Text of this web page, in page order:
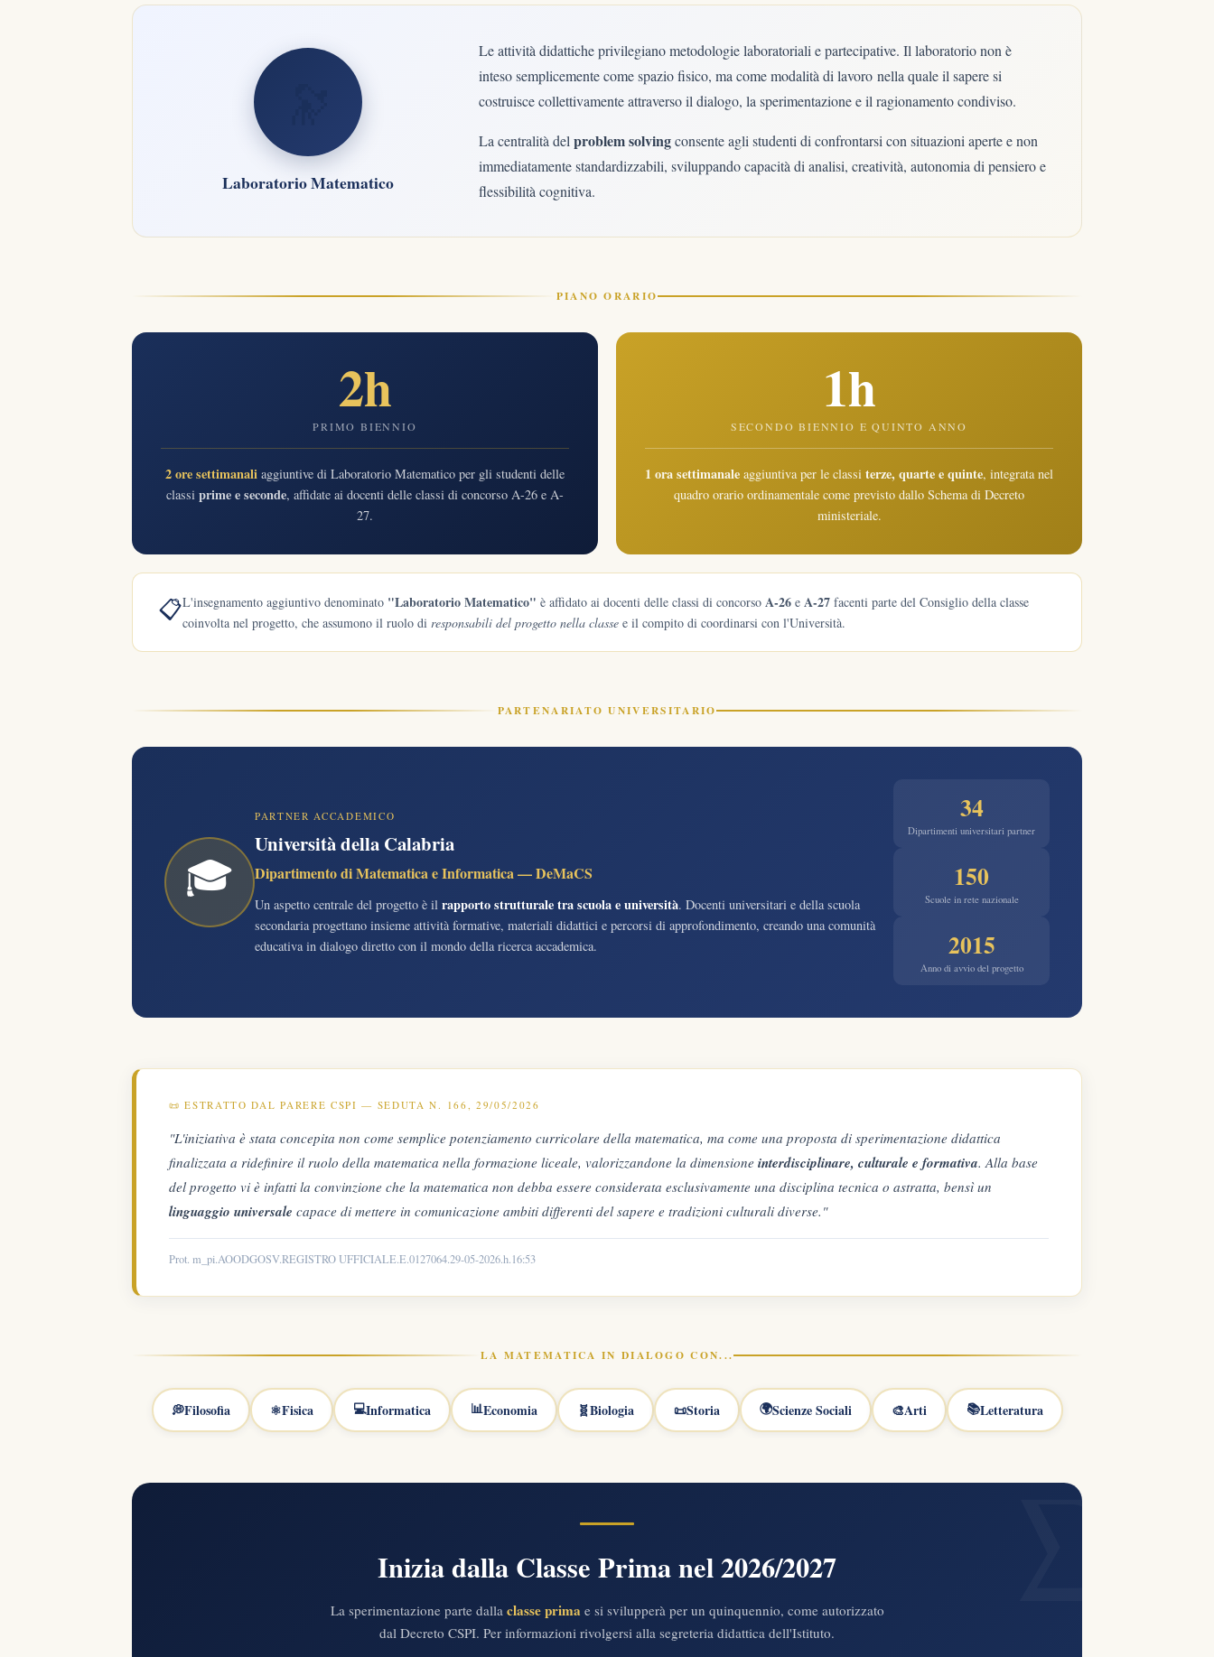
Laboratorio Matematico
Le attività didattiche privilegiano metodologie laboratoriali e partecipative. Il laboratorio non è
inteso semplicemente come spazio fisico, ma come modalità di lavoro nella quale il sapere si
costruisce collettivamente attraverso il dialogo, la sperimentazione e il ragionamento condiviso.
La centralità delproblem solvingconsente agli studenti di confrontarsi con situazioni aperte e non
immediatamente standardizzabili, sviluppando capacità di analisi, creatività, autonomia di pensiero e
flessibilità cognitiva.
PIANO ORARIO
2h
PRIMO BIENNIO
2 ore settimanali aggiuntive di Laboratorio Matematico per gli studenti delle
classi prime e seconde, affidate ai docenti delle classi di concorso A-26 e A-
27.
1h
SECONDO BIENNIO E QUINTO ANNO
1 ora settimanale aggiuntiva per le classi terze, quarte e quinte, integrata nel
quadro orario ordinamentale come previsto dallo Schema di Decreto
ministeriale.
📋L'insegnamento aggiuntivo denominato "Laboratorio Matematico" è affidato ai docenti delle classi di concorso A-26 e A-27 facenti parte del Consiglio della classe
coinvolta nel progetto, che assumono il ruolo di responsabili del progetto nella classe e il compito di coordinarsi con l'Università.
PARTENARIATO UNIVERSITARIO
🎓
PARTNER ACCADEMICO
Università della Calabria
Dipartimento di Matematica e Informatica — DeMaCS
Un aspetto centrale del progetto è il rapporto strutturale tra scuola e università. Docenti universitari e della scuola
secondaria progettano insieme attività formative, materiali didattici e percorsi di approfondimento, creando una comunità
educativa in dialogo diretto con il mondo della ricerca accademica.
34
Dipartimenti universitari partner
150
Scuole in rete nazionale
2015
Anno di avvio del progetto
📜 ESTRATTO DAL PARERE CSPI — SEDUTA N. 166, 29/05/2026
"L'iniziativa è stata concepita non come semplice potenziamento curricolare della matematica, ma come una proposta di sperimentazione didattica
finalizzata a ridefinire il ruolo della matematica nella formazione liceale, valorizzandone la dimensione interdisciplinare, culturale e formativa. Alla base
del progetto vi è infatti la convinzione che la matematica non debba essere considerata esclusivamente una disciplina tecnica o astratta, bensì un
linguaggio universale capace di mettere in comunicazione ambiti differenti del sapere e tradizioni culturali diverse."
Prot. m_pi.AOODGOSV.REGISTRO UFFICIALE.E.0127064.29-05-2026.h.16:53
LA MATEMATICA IN DIALOGO CON...
💭Filosofia ⚛️Fisica 💻Informatica 📊Economia 🧬Biologia 📜Storia 🌍Scienze Sociali 🎨Arti 📚Letteratura
∑
Inizia dalla Classe Prima nel 2026/2027
La sperimentazione parte dalla classe primae si svilupperà per un quinquennio, come autorizzato
dal Decreto CSPI. Per informazioni rivolgersi alla segreteria didattica dell'Istituto.